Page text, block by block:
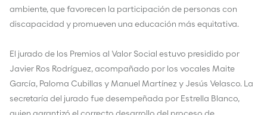
ambiente, que favorecen la participación de personas con
discapacidad y promueven una educación más equitativa.
El jurado de los Premios al Valor Social estuvo presidido por
Javier Ros Rodríguez, acompañado por los vocales Maite
García, Paloma Cubillas y Manuel Martínez y Jesús Velasco. La
secretaría del jurado fue desempeñada por Estrella Blanco,